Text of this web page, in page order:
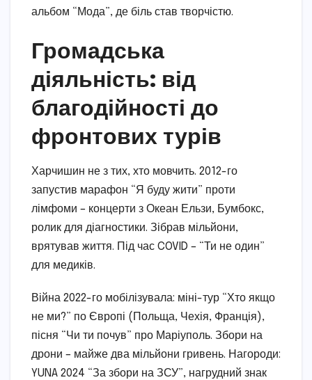
альбом “Мода”, де біль став творчістю.
Громадська
діяльність: від
благодійності до
фронтових турів
Харчишин не з тих, хто мовчить. 2012-го
запустив марафон “Я буду жити” проти
лімфоми – концерти з Океан Ельзи, Бумбокс,
ролик для діагностики. Зібрав мільйони,
врятував життя. Під час COVID – “Ти не один”
для медиків.
Війна 2022-го мобілізувала: міні-тур “Хто якщо
не ми?” по Європі (Польща, Чехія, Франція),
пісня “Чи ти почув” про Маріуполь. Збори на
дрони – майже два мільйони гривень. Нагороди:
YUNA 2024 “За збори на ЗСУ”, нагрудний знак